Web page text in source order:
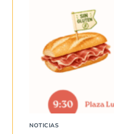
NOTICIAS